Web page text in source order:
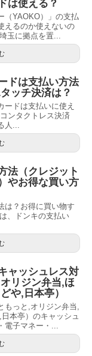
は使える？
（YAOKO）」の支払
えるのか使えないの
玉に拠点を置...
ドは支払い方法
ッチ決済は？
ードは支払いに使え
ンタクトレス決済
...
法（クレジット
やお得な買い方
は？お得に買い物す
、ドンキの支払い
ャッシュレス対
リジン弁当,ほ
や,日本亭）
もっと,オリジン弁当,
本亭）のキャッシュ
電子マネー・...